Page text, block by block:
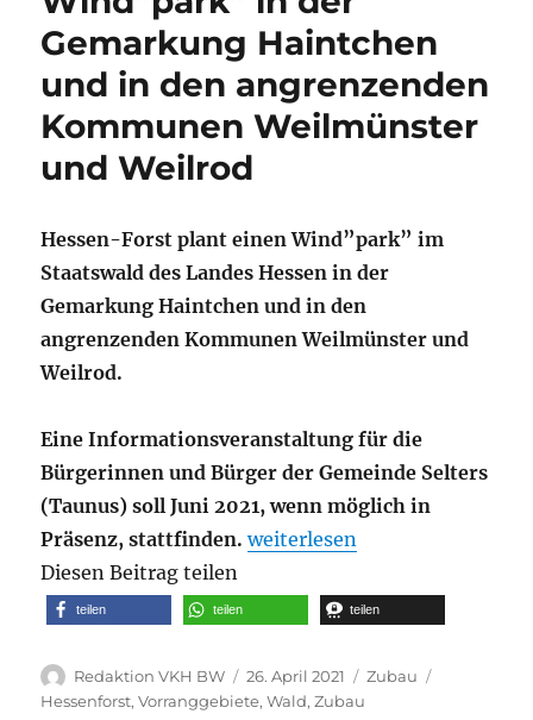
Gemarkung Haintchen
und in den angrenzenden
Kommunen Weilmünster
und Weilrod
Hessen-Forst plant einen Wind”park” im
Staatswald des Landes Hessen in der
Gemarkung Haintchen und in den
angrenzenden Kommunen Weilmünster und
Weilrod.
Eine Informationsveranstaltung für die
Bürgerinnen und Bürger der Gemeinde Selters
(Taunus) soll Juni 2021, wenn möglich in
Präsenz, stattfinden. „Hessen-Forst plant einen
weiterlesen
Diesen Beitrag teilen
teilen teilen teilen
Autor
Redaktion VKH BW
Veröffentlicht
am
26. April 2021 Kategorien
Zubau
Hessenforst,Vorranggebiete,Wald,Zubau